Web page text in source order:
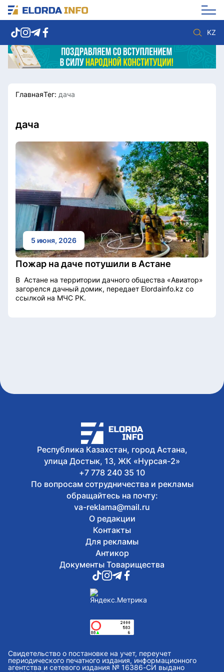
KZ
Новости столицы
Спорт
Разное
Видео
Мир
Послание
Служба Комплаенс
Этический кодекс
Служу стране
ГлавнаяТег: дача
дача
5 июня, 2026
Пожар на даче потушили в Астане
В Астане на территории дачного общества «Авиатор»
загорелся дачный домик, передает Elordainfo.kz со
ссылкой на МЧС РК.
Республика Казахстан, город Астана,
улица Достык, 13, ЖК «Нурсая-2»
+7 778 240 35 10
По вопросам сотрудничества и рекламы
обращайтесь на почту:
va-reklama@mail.ru
О редакции
Контакты
Для рекламы
Антикор
Документы Товарищества
Свидетельство о постановке на учет, переучет
периодического печатного издания, информационного
агентства и сетевого издания № 16386-СИ выдано